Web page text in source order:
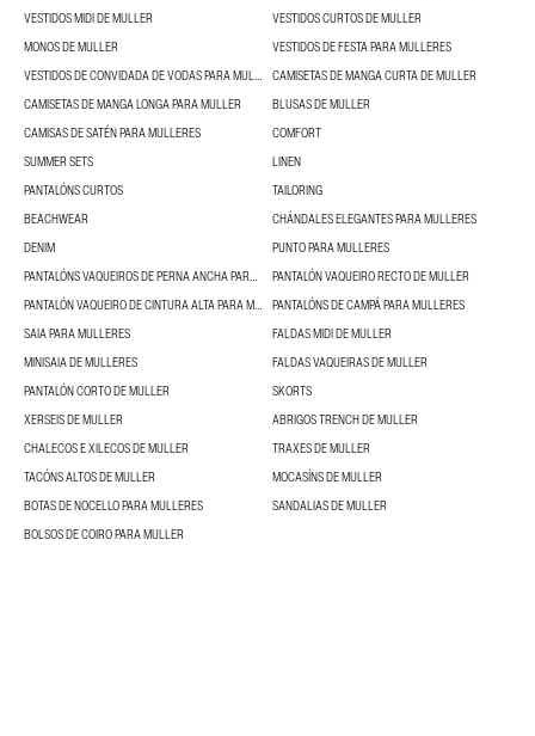
VESTIDOS MIDI DE MULLER
VESTIDOS CURTOS DE MULLER
MONOS DE MULLER
VESTIDOS DE FESTA PARA MULLERES
VESTIDOS DE CONVIDADA DE VODAS PARA MULLERES CAMISETAS DE MANGA CURTA DE MULLER
CAMISETAS DE MANGA LONGA PARA MULLER
BLUSAS DE MULLER
CAMISAS DE SATÉN PARA MULLERES
COMFORT
SUMMER SETS
LINEN
PANTALÓNS CURTOS
TAILORING
BEACHWEAR
CHÁNDALES ELEGANTES PARA MULLERES
DENIM
PUNTO PARA MULLERES
PANTALÓNS VAQUEIROS DE PERNA ANCHA PARA MULLERES
PANTALÓN VAQUEIRO RECTO DE MULLER
PANTALÓN VAQUEIRO DE CINTURA ALTA PARA MULLERES PANTALÓNS DE CAMPÁ PARA MULLERES
SAIA PARA MULLERES
FALDAS MIDI DE MULLER
MINISAIA DE MULLERES
FALDAS VAQUEIRAS DE MULLER
PANTALÓN CORTO DE MULLER
SKORTS
XERSEIS DE MULLER
ABRIGOS TRENCH DE MULLER
CHALECOS E XILECOS DE MULLER
TRAXES DE MULLER
TACÓNS ALTOS DE MULLER
MOCASÍNS DE MULLER
BOTAS DE NOCELLO PARA MULLERES
SANDALIAS DE MULLER
BOLSOS DE COIRO PARA MULLER